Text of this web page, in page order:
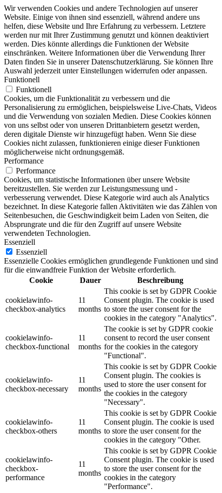
Wir verwenden Cookies und andere Technologien auf unserer
Website. Einige von ihnen sind essenziell, während andere uns
helfen, diese Website und Ihre Erfahrung zu verbessern. Letztere
werden nur mit Ihrer Zustimmung genutzt und können deaktiviert
werden. Dies könnte allerdings die Funktionen der Website
einschränken. Weitere Informationen über die Verwendung Ihrer
Daten finden Sie in unserer Datenschutzerklärung. Sie können Ihre
Auswahl jederzeit unter Einstellungen widerrufen oder anpassen.
Funktionell
Funktionell
Cookies, um die Funktionalität zu verbessern und die
Personalisierung zu ermöglichen, beispielsweise Live-Chats, Videos
und die Verwendung von sozialen Medien. Diese Cookies können
von uns selbst oder von unseren Drittanbietern gesetzt werden,
deren digitale Dienste wir hinzugefügt haben. Wenn Sie diese
Cookies nicht zulassen, funktionieren einige dieser Funktionen
möglicherweise nicht ordnungsgemäß.
Performance
Performance
Cookies, um statistische Informationen über unsere Website
bereitzustellen. Sie werden zur Leistungsmessung und -
verbesserung verwendet. Diese Kategorie wird auch als Analytics
bezeichnet. In diese Kategorie fallen Aktivitäten wie das Zählen von
Seitenbesuchen, die Geschwindigkeit beim Laden von Seiten, die
Absprungrate und die für den Zugriff auf unsere Website
verwendeten Technologien.
Essenziell
Essenziell
Essenzielle Cookies ermöglichen grundlegende Funktionen und sind
für die einwandfreie Funktion der Website erforderlich.
Cookie
Dauer Beschreibung
cookielawinfo-
checkbox-analytics
11
months
This cookie is set by GDPR Cookie
Consent plugin. The cookie is used
to store the user consent for the
cookies in the category "Analytics".
cookielawinfo-
checkbox-functional
11
months
The cookie is set by GDPR cookie
consent to record the user consent
for the cookies in the category
"Functional".
cookielawinfo-
checkbox-necessary
11
months
This cookie is set by GDPR Cookie
Consent plugin. The cookies is
used to store the user consent for
the cookies in the category
"Necessary".
cookielawinfo-
checkbox-others
11
months
This cookie is set by GDPR Cookie
Consent plugin. The cookie is used
to store the user consent for the
cookies in the category "Other.
cookielawinfo-
checkbox-
performance
11
months
This cookie is set by GDPR Cookie
Consent plugin. The cookie is used
to store the user consent for the
cookies in the category
"Performance".